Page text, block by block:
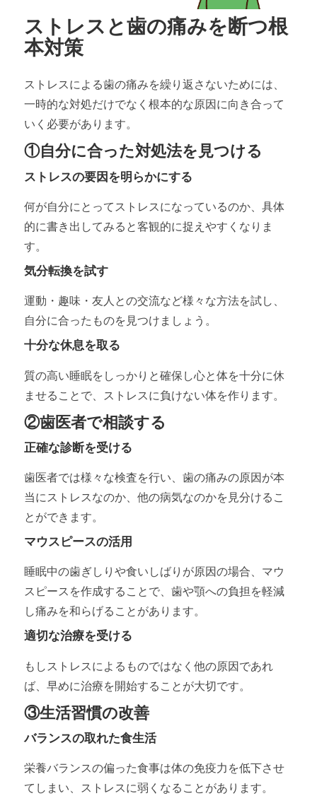
ストレスと歯の痛みを断つ根
本対策
ストレスによる歯の痛みを繰り返さないためには、
一時的な対処だけでなく根本的な原因に向き合って
いく必要があります。
①自分に合った対処法を見つける
ストレスの要因を明らかにする
何が自分にとってストレスになっているのか、具体
的に書き出してみると客観的に捉えやすくなりま
す。
気分転換を試す
運動・趣味・友人との交流など様々な方法を試し、
自分に合ったものを見つけましょう。
十分な休息を取る
質の高い睡眠をしっかりと確保し心と体を十分に休
ませることで、ストレスに負けない体を作ります。
②歯医者で相談する
正確な診断を受ける
歯医者では様々な検査を行い、歯の痛みの原因が本
当にストレスなのか、他の病気なのかを見分けるこ
とができます。
マウスピースの活用
睡眠中の歯ぎしりや食いしばりが原因の場合、マウ
スピースを作成することで、歯や顎への負担を軽減
し痛みを和らげることがあります。
適切な治療を受ける
もしストレスによるものではなく他の原因であれ
ば、早めに治療を開始することが大切です。
③生活習慣の改善
バランスの取れた食生活
栄養バランスの偏った食事は体の免疫力を低下させ
てしまい、ストレスに弱くなることがあります。